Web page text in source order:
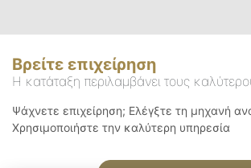
Βρείτε επιχείρηση
Η κατάταξη περιλαμβάνει τους
Ψάχνετε επιχείρηση; Ελέγξτε τη μηχανή
Χρησιμοποιήστε την καλύτερη υπηρεσία